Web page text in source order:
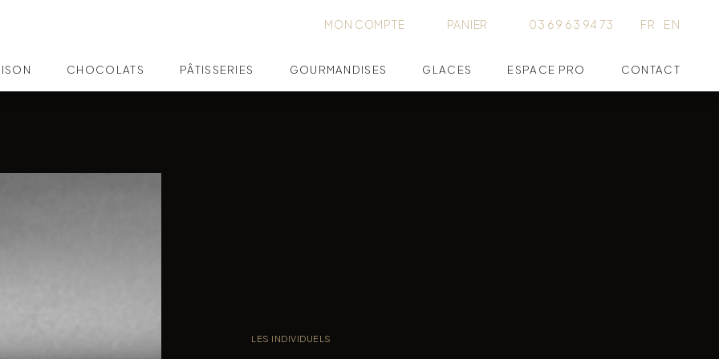
MON COMPTE PANIER 03 69 63 94 73 FR EN
CHOCOLATS PÂTISSERIES GOURMANDISES GLACES ESPACE PRO CONTACT
LES INDIVIDUELS